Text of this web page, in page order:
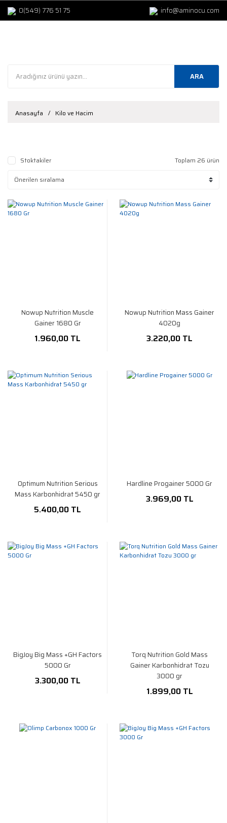
0(549) 776 51 75 info@aminocu.com
ARA
Anasayfa Kilo ve Hacim
Stoktakiler Toplam 26 ürün
Nowup Nutrition Muscle
Gainer 1680 Gr
1.960,00 TL
Nowup Nutrition Mass Gainer
4020g
3.220,00 TL
Optimum Nutrition Serious
Mass Karbonhidrat 5450 gr
5.400,00 TL
Hardline Progainer 5000 Gr
3.969,00 TL
BigJoy Big Mass +GH Factors
5000 Gr
3.300,00 TL
Torq Nutrition Gold Mass
Gainer Karbonhidrat Tozu
3000 gr
1.899,00 TL